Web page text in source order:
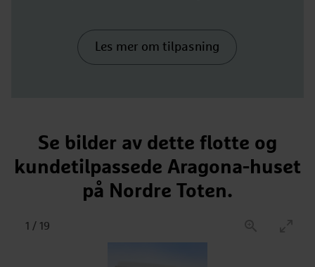
Les mer om tilpasning
Se bilder av dette flotte og
kundetilpassede Aragona-huset
på Nordre Toten.
1 / 19